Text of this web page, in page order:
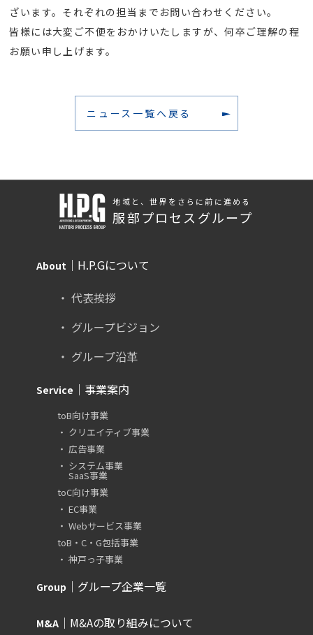
ざいます。それぞれの担当までお問い合わせください。
皆様には大変ご不便をおかけいたしますが、何卒ご理解の程
お願い申し上げます。
ニュース一覧へ戻る
地域と、世界をさらに前に進める
服部プロセスグループ
About｜H.P.Gについて
代表挨拶
グループビジョン
グループ沿革
Service ｜事業案内
toB向け事業
クリエイティブ事業
広告事業
システム事業
SaaS事業
toC向け事業
EC事業
Webサービス事業
toB・C・G包括事業
神戸っ子事業
Group ｜グループ企業一覧
M&A｜M&Aの取り組みについて